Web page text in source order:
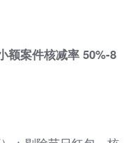
额案件核减率 50%-8